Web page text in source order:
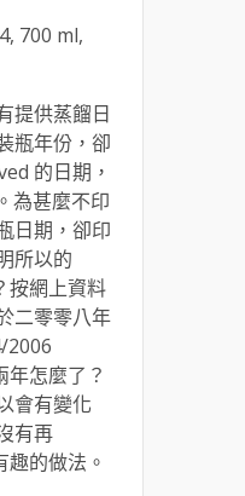
700 ml,
提供蒸餾日
瓶年份，卻
的日期，
為甚麼不印
日期，卻印
所以的
按網上資料
二零零八年
2006
怎麼了？
會有變化
有再
的做法。